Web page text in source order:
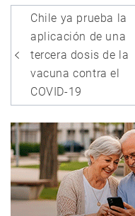
de
entradas
Chile ya prueba la
aplicación de una
tercera dosis de la
vacuna contra el
COVID-19